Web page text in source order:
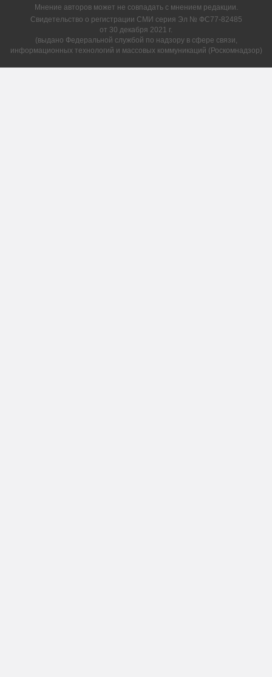
Мнение авторов может не совпадать с мнением редакции.
Свидетельство о регистрации СМИ серия Эл № ФС77-82485
от 30 декабря 2021 г.
(выдано Федеральной службой по надзору в сфере связи,
информационных технологий и массовых коммуникаций (Роскомнадзор)